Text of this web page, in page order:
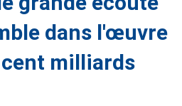
dans l'œuvre
milliards